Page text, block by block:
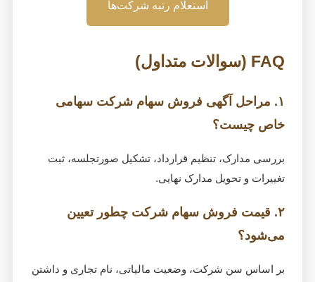
استعلام رتبه شرکت‌ها
FAQ (سوالات متداول)
۱. مراحل آگهی فروش سهام شرکت سهامی
خاص چیست؟
بررسی مدارک، تنظیم قرارداد، تشکیل صورتجلسه، ثبت
تغییرات و تحویل مدارک نهایی.
۲. قیمت فروش سهام شرکت چطور تعیین
می‌شود؟
بر اساس سن شرکت، وضعیت مالیاتی، نام تجاری و داشتن